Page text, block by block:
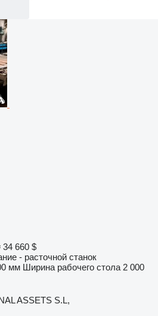
34 660 $
- расточной станок
мм Ширина рабочего стола 2 000
ASSETS S.L,